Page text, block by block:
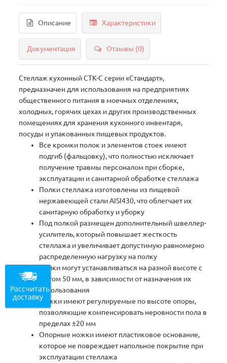
Описание Характеристики
Документация Отзывы (0)
Стеллаж кухонный СТК-С серии «Стандарт»,
предназначен для использования на предприятиях
общественного питания в моечных отделениях,
холодных, горячих цехах и других производственных
помещениях для хранения кухонного инвентаря,
посуды и упакованных пищевых продуктов.
Все кромки полок и элементов стоек имеют
подгиб (фальцовку), что полностью исключает
получение травмы персоналом при сборке,
эксплуатации и санитарной обработке стеллажа
Полки стеллажа изготовлены из пищевой
нержавеющей стали AISI430, что облегчает их
санитарную обработку и уборку
Под полкой размещен дополнительный швеллер-
усилитель, который повышает жесткость
стеллажа и увеличивает допустимую равномерно
распределенную нагрузку на полку
Полки могут устанавливаться на разной высоте с
шагом 50 мм, в зависимости от назначения их
использования
Ножки имеют регулируемые по высоте опоры,
позволяющие компенсировать неровности пола в
пределах ±20 мм
Опорные ножки имеют пластиковое основание,
которое не повреждает напольное покрытие при
эксплуатации стеллажа
Рассчитать
доставку